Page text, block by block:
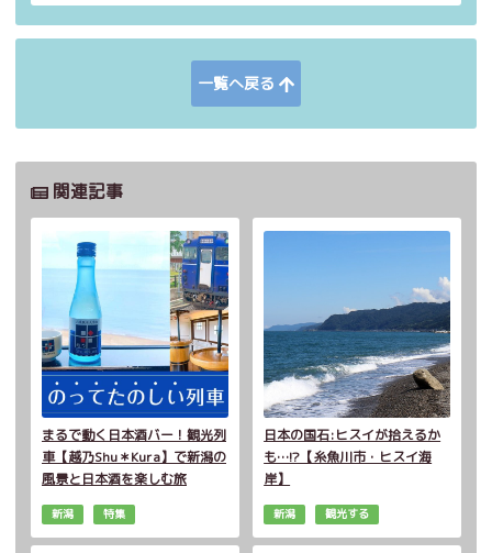
一覧へ戻る
関連記事
まるで動く日本酒バー！観光列
車【越乃Shu＊Kura】で新潟の
風景と日本酒を楽しむ旅
新潟 特集
日本の国石:ヒスイが拾えるか
も…!?【糸魚川市・ヒスイ海
岸】
新潟 観光する